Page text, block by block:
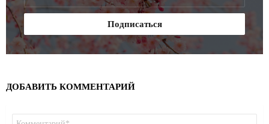
ДОБАВИТЬ КОММЕНТАРИЙ
Комментарий